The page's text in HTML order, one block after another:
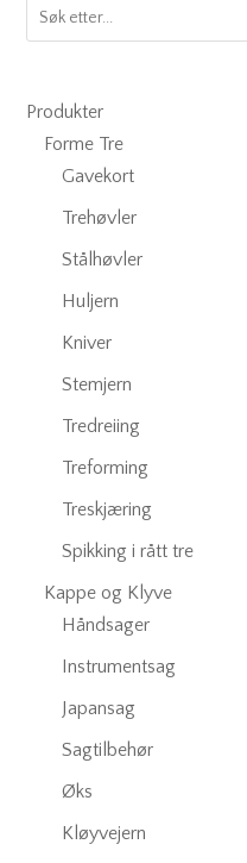
Produkter
Forme Tre
Gavekort
Trehøvler
Stålhøvler
Huljern
Kniver
Stemjern
Tredreiing
Treforming
Treskjæring
Spikking i rått tre
Kappe og Klyve
Håndsager
Instrumentsag
Japansag
Sagtilbehør
Øks
Kløyvejern